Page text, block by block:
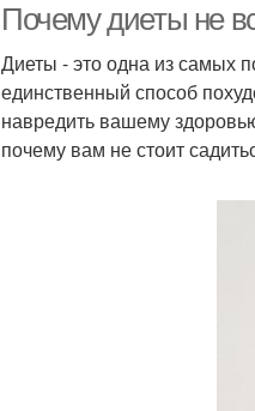
Почему диеты не
Диеты - это одна из самых
единственный способ
навредить вашему
почему вам не стоит